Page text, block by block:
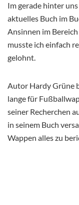
Im gerade hinter
aktuelles Buch im
Ansinnen im
musste ich einfach
gelohnt.
Autor Hardy Grüne
lange für
seiner Recherchen
in seinem Buch
Wappen alles zu